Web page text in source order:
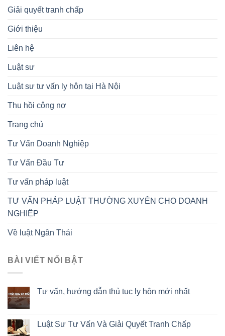
Giải quyết tranh chấp
Giới thiệu
Liên hệ
Luật sư
Luật sư tư vấn ly hôn tại Hà Nội
Thu hồi công nợ
Trang chủ
Tư Vấn Doanh Nghiệp
Tư Vấn Đầu Tư
Tư vấn pháp luật
TƯ VẤN PHÁP LUẬT THƯỜNG XUYÊN CHO DOANH
NGHIỆP
Về luật Ngân Thái
BÀI VIẾT NỔI BẬT
Tư vấn, hướng dẫn thủ tục ly hôn mới nhất
Luật Sư Tư Vấn Và Giải Quyết Tranh Chấp